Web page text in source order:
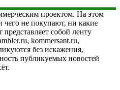
проектом. На этом
чего не покупают, ни какие
собой ленту
kommersant.ru,
без искажения,
публикуемых новостей